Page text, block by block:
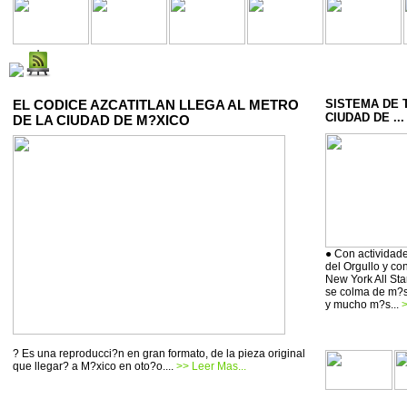
EL CODICE AZCATITLAN LLEGA AL METRO
DE LA CIUDAD DE M?XICO
? Es una reproducci?n en gran formato, de la pieza original
que llegar? a M?xico en oto?o.... >> Leer Mas...
SISTEMA DE
CIUDAD DE ...
● Con
del Orgullo y
New York All
se colma de
y mucho m?s...